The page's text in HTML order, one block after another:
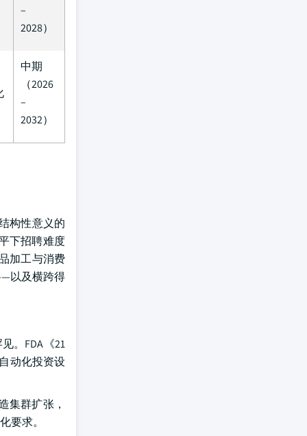
–
2028）
中期
（2026
–
2032）
构性意义的
下招聘难度
加工与消费
以及横跨得
。FDA《21
动化投资设
集群扩张，
要求。